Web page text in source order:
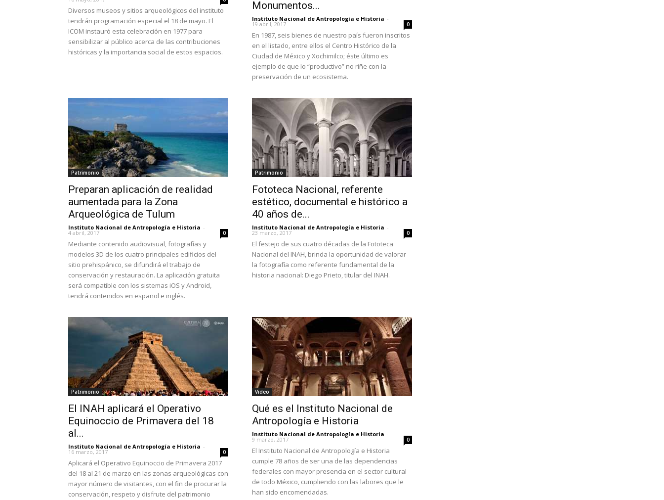
Diversos museos y sitios arqueológicos del instituto
tendrán programación especial el 18 de mayo. El
ICOM instauró esta celebración en 1977 para
sensibilizar al público acerca de las contribuciones
históricas y la importancia social de estos espacios.
Monumentos...
Instituto Nacional de Antropología e Historia -
19 abril, 2017 0
En 1987, seis bienes de nuestro país fueron inscritos
en el listado, entre ellos el Centro Histórico de la
Ciudad de México y Xochimilco; éste último es
ejemplo de que lo “productivo” no riñe con la
preservación de un ecosistema.
Patrimonio
Preparan aplicación de realidad
aumentada para la Zona
Arqueológica de Tulum
Instituto Nacional de Antropología e Historia -
4 abril, 2017 0
Mediante contenido audiovisual, fotografías y
modelos 3D de los cuatro principales edificios del
sitio prehispánico, se difundirá el trabajo de
conservación y restauración. La aplicación gratuita
será compatible con los sistemas iOS y Android,
tendrá contenidos en español e inglés.
Patrimonio
Fototeca Nacional, referente
estético, documental e histórico a
40 años de...
Instituto Nacional de Antropología e Historia -
23 marzo, 2017 0
El festejo de sus cuatro décadas de la Fototeca
Nacional del INAH, brinda la oportunidad de valorar
la fotografía como referente fundamental de la
historia nacional: Diego Prieto, titular del INAH.
Patrimonio
El INAH aplicará el Operativo
Equinoccio de Primavera del 18
al...
Instituto Nacional de Antropología e Historia -
16 marzo, 2017 0
Aplicará el Operativo Equinoccio de Primavera 2017
del 18 al 21 de marzo en las zonas arqueológicas con
mayor número de visitantes, con el fin de procurar la
conservación, respeto y disfrute del patrimonio
Video
Qué es el Instituto Nacional de
Antropología e Historia
Instituto Nacional de Antropología e Historia -
9 marzo, 2017 0
El Instituto Nacional de Antropología e Historia
cumple 78 años de ser una de las dependencias
federales con mayor presencia en el sector cultural
de todo México, cumpliendo con las labores que le
han sido encomendadas.